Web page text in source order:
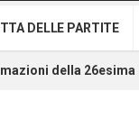
DELLE PARTITE
della 26esima